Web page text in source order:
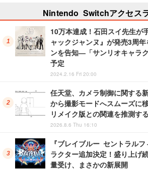
Nintendo Switchアクセス
10万本達成！石田スイ先生が
ャックジャンヌ』が発売3周
ンを告知―「サンリオキャラ
予定
2024.2.16 Fri 20:00
任天堂、カメラ制御に関する
から撮影モードへスムーズに
リメイク版との関連を推測す
2026.8.6 Thu 16:10
『ブレイブルー セントラル
ラクター追加決定！盛り上げ
量受け、まさかの新展開